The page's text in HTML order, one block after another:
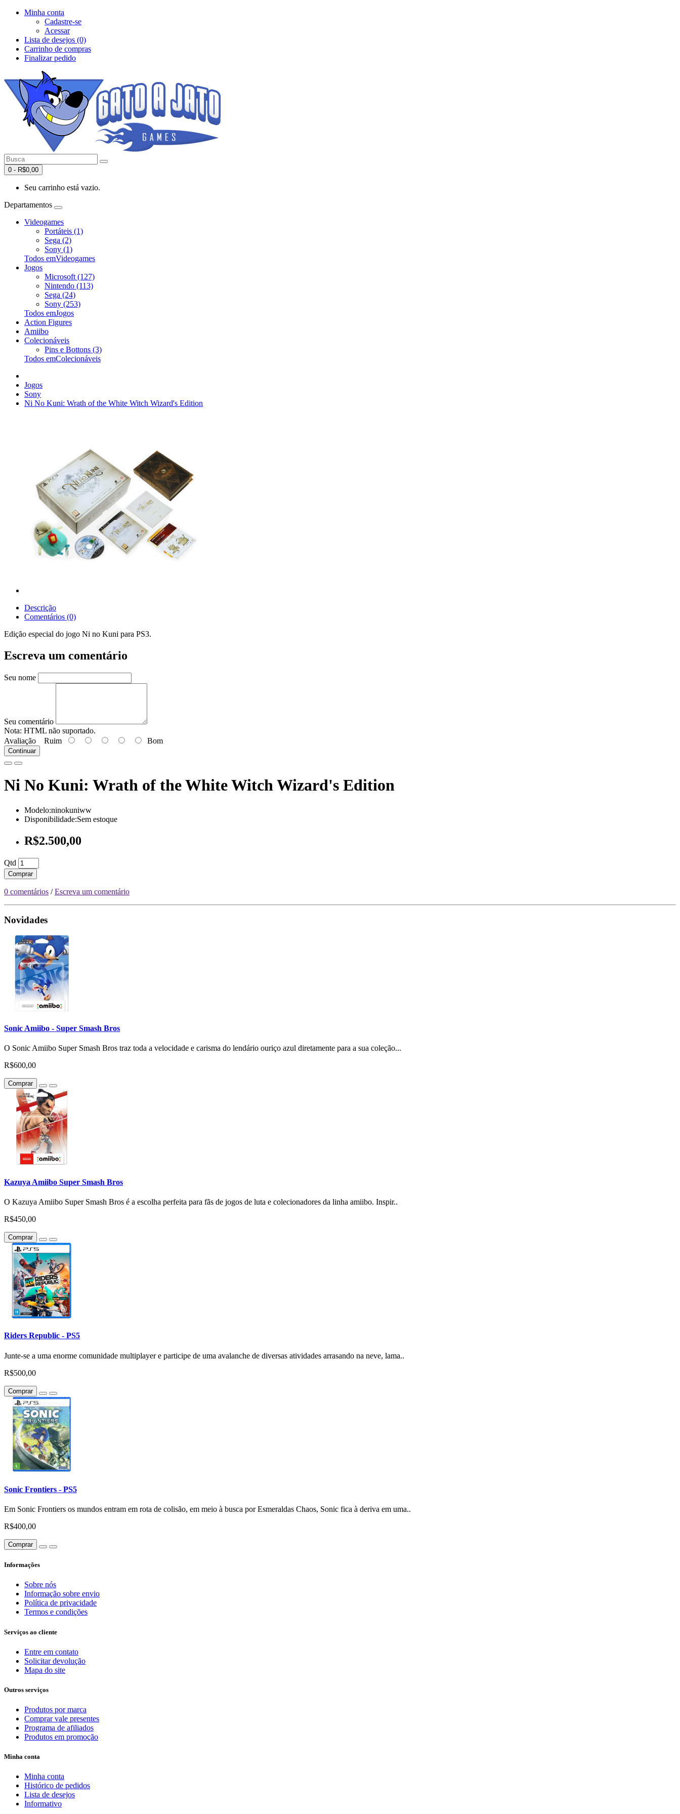
Minha conta
Cadastre-se
Acessar
Lista de desejos (0)
Carrinho de compras
Finalizar pedido
0 - R$0,00
Seu carrinho está vazio.
Departamentos
Videogames
Portáteis (1)
Sega (2)
Sony (1)
Todos emVideogames
Jogos
Microsoft (127)
Nintendo (113)
Sega (24)
Sony (253)
Todos emJogos
Action Figures
Amiibo
Colecionáveis
Pins e Bottons (3)
Todos emColecionáveis
Jogos
Sony
Ni No Kuni: Wrath of the White Witch Wizard's Edition
Descrição
Comentários (0)
Edição especial do jogo Ni no Kuni para PS3.
Escreva um comentário
Seu nome
Seu comentário
Nota: HTML não suportado.
Avaliação Ruim Bom
Continuar
Ni No Kuni: Wrath of the White Witch Wizard's Edition
Modelo:ninokuniww
Disponibilidade:Sem estoque
R$2.500,00
Qtd
Comprar
0 comentários /Escreva um comentário
Novidades
Sonic Amiibo - Super Smash Bros
O Sonic Amiibo Super Smash Bros traz toda a velocidade e carisma do lendário ouriço azul diretamente para a sua coleção...
R$600,00
Comprar
Kazuya Amiibo Super Smash Bros
O Kazuya Amiibo Super Smash Bros é a escolha perfeita para fãs de jogos de luta e colecionadores da linha amiibo. Inspir..
R$450,00
Comprar
Riders Republic - PS5
Junte-se a uma enorme comunidade multiplayer e participe de uma avalanche de diversas atividades arrasando na neve, lama..
R$500,00
Comprar
Sonic Frontiers - PS5
Em Sonic Frontiers os mundos entram em rota de colisão, em meio à busca por Esmeraldas Chaos, Sonic fica à deriva em uma..
R$400,00
Comprar
Informações
Sobre nós
Informação sobre envio
Política de privacidade
Termos e condições
Serviços ao cliente
Entre em contato
Solicitar devolução
Mapa do site
Outros serviços
Produtos por marca
Comprar vale presentes
Programa de afiliados
Produtos em promoção
Minha conta
Minha conta
Histórico de pedidos
Lista de desejos
Informativo